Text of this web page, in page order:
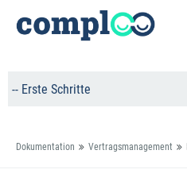
Dokumentation Vertragsmanagement